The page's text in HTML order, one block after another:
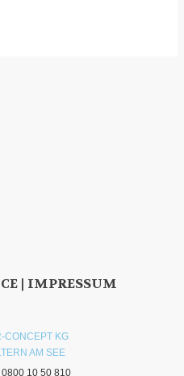
| IMPRESSUM
KG
AM SEE
10 50 810